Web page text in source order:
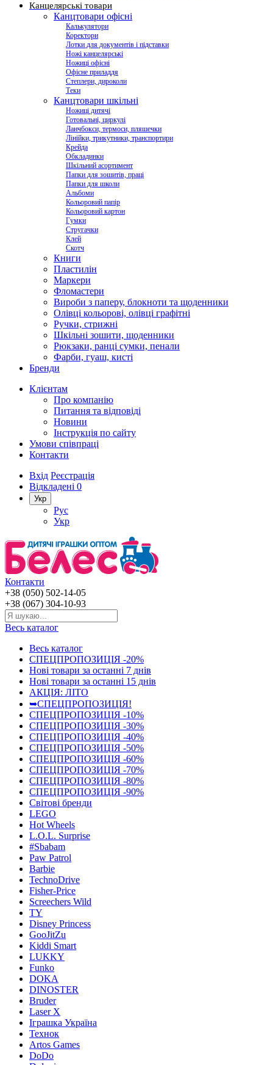
Канцелярські товари
Канцтовари офісні
Калькулятори
Коректори
Лотки для документів і підставки
Ножі канцелярські
Ножиці офісні
Офісне приладдя
Степлери, дироколи
Теки
Канцтовари шкільні
Ножиці дитячі
Готовальні, циркулі
Ланчбокси, термоси, пляшечки
Лінійки, трикутники, транспортири
Крейда
Обкладинки
Шкільний асортимент
Папки для зошитів, праці
Папки для школи
Альбоми
Кольоровий папір
Кольоровий картон
Гумки
Стругачки
Клей
Скотч
Книги
Пластилін
Маркери
Фломастери
Вироби з паперу, блокноти та щоденники
Олівці кольорові, олівці графітні
Ручки, стрижні
Шкільні зошити, щоденники
Рюкзаки, ранці сумки, пенали
Фарби, гуаш, кисті
Бренди
Клієнтам
Про компанію
Питання та відповіді
Новини
Інструкція по сайту
Умови співпраці
Контакти
Вхід Реєстрація
Відкладені 0
Укр
Рус
Укр
Контакти
+38 (050) 502-14-05
+38 (067) 304-10-93
Весь каталог
Весь каталог
СПЕЦПРОПОЗИЦІЯ -20%
Нові товари за останнi 7 днiв
Нові товари за останнi 15 днiв
АКЦІЯ: ЛІТО
➥СПЕЦПРОПОЗИЦІЯ!
СПЕЦПРОПОЗИЦІЯ -10%
СПЕЦПРОПОЗИЦІЯ -30%
СПЕЦПРОПОЗИЦІЯ -40%
СПЕЦПРОПОЗИЦІЯ -50%
СПЕЦПРОПОЗИЦІЯ -60%
СПЕЦПРОПОЗИЦІЯ -70%
СПЕЦПРОПОЗИЦІЯ -80%
СПЕЦПРОПОЗИЦІЯ -90%
Світові бренди
LEGO
Hot Wheels
L.O.L. Surprise
#Sbabam
Paw Patrol
Barbie
TechnoDrive
Fisher-Price
Screechers Wild
TY
Disney Princess
GooJitZu
Kiddi Smart
LUKKY
Funko
DOKA
DINOSTER
Bruder
Laser X
Іграшка Україна
Технок
Artos Games
DoDo